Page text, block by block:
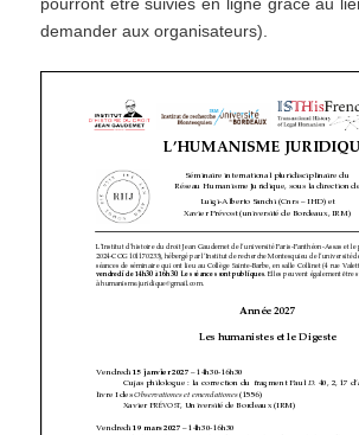
demander aux organisateurs).